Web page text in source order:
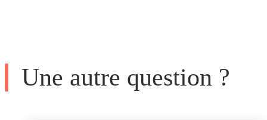
Une autre question ?